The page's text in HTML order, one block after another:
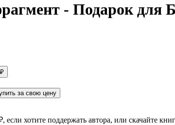
- Подарок для
₽
за свою цену
хотите поддержать автора, или скачайте